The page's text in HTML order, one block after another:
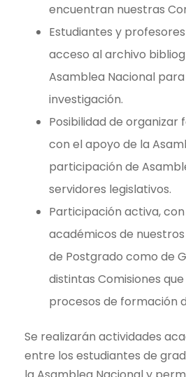
encuentran nuestras
Estudiantes y
acceso al archivo
Asamblea Nacional
investigación.
Posibilidad de organizar
con el apoyo de la
participación de
servidores legislativos.
Participación activa,
académicos de
de Postgrado como de
distintas Comisiones
procesos de formación
Se realizarán actividades
entre los estudiantes de